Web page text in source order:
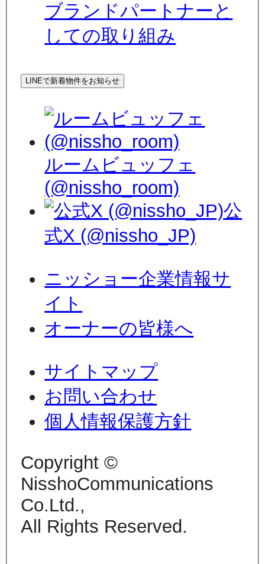
ブランドパートナーと
しての取り組み
LINEで新着物件をお知らせ
ルームビュッフェ
(@nissho_room)
公
式X (@nissho_JP)
ニッショー企業情報サ
イト
オーナーの皆様へ
サイトマップ
お問い合わせ
個人情報保護方針
Copyright ©
NisshoCommunications
Co.Ltd.,
All Rights Reserved.